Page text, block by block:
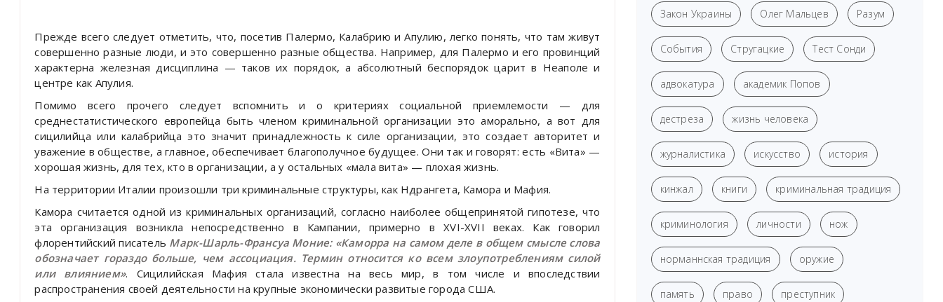
Прежде всего следует отметить, что, посетив Палермо, Калабрию и Апулию, легко понять, что там живут
совершенно разные люди, и это совершенно разные общества. Например, для Палермо и его провинций
характерна железная дисциплина — таков их порядок, а абсолютный беспорядок царит в Неаполе и
центре как Апулия.
Помимо всего прочего следует вспомнить и о критериях социальной приемлемости — для
среднестатистического европейца быть членом криминальной организации это аморально, а вот для
сицилийца или калабрийца это значит принадлежность к силе организации, это создает авторитет и
уважение в обществе, а главное, обеспечивает благополучное будущее. Они так и говорят: есть «Вита» —
хорошая жизнь, для тех, кто в организации, а у остальных «мала вита» — плохая жизнь.
На территории Италии произошли три криминальные структуры, как Ндрангета, Камора и Мафия.
Камора считается одной из криминальных организаций, согласно наиболее общепринятой гипотезе, что
эта организация возникла непосредственно в Кампании, примерно в XVI-XVII веках. Как говорил
флорентийский писатель Марк-Шарль-Франсуа Моние: «Каморра на самом деле в общем смысле слова
обозначает гораздо больше, чем ассоциация. Термин относится ко всем злоупотреблениям силой
или влиянием». Сицилийская Мафия стала известна на весь мир, в том числе и впоследствии
распространения своей деятельности на крупные экономически развитые города США.
Закон Украины Олег Мальцев Разум
События Стругацкие Тест Сонди
адвокатура академик Попов
дестреза жизнь человека
журналистика искусство история
кинжал книги криминальная традиция
криминология личности нож
норманнская традиция оружие
память право преступник